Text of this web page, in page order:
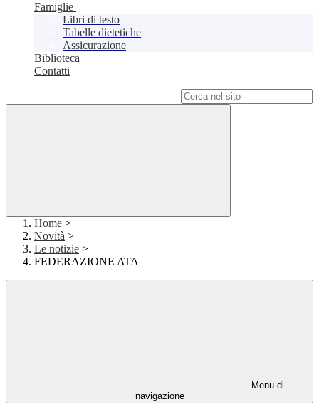
Famiglie
Libri di testo
Tabelle dietetiche
Assicurazione
Biblioteca
Contatti
Home >
Novità >
Le notizie >
FEDERAZIONE ATA
Menu di
navigazione